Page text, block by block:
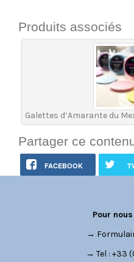
Produits associés
Galettes d’Amarante du
Partager ce
FACEBOOK
Pour
→
→ Tel : +33